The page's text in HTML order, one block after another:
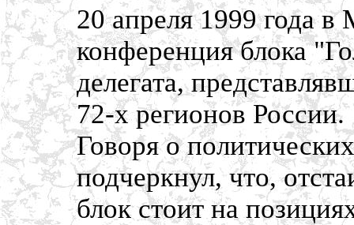
20 апреля 1999 года в
конференция блока
делегата,
72-х регионов России.
Говоря о
подчеркнул, что,
блок стоит на